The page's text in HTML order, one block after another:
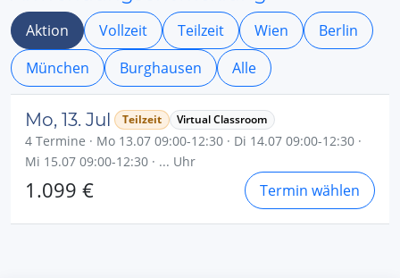
Aktion Vollzeit Teilzeit Wien
Berlin
München
Burghausen Alle
Mo, 13. Jul Teilzeit Virtual Classroom
4 Termine · Mo 13.07 09:00-12:30 · Di 14.07 09:00-12:30 ·
Mi 15.07 09:00-12:30 · ... Uhr
1.099 € Termin wählen